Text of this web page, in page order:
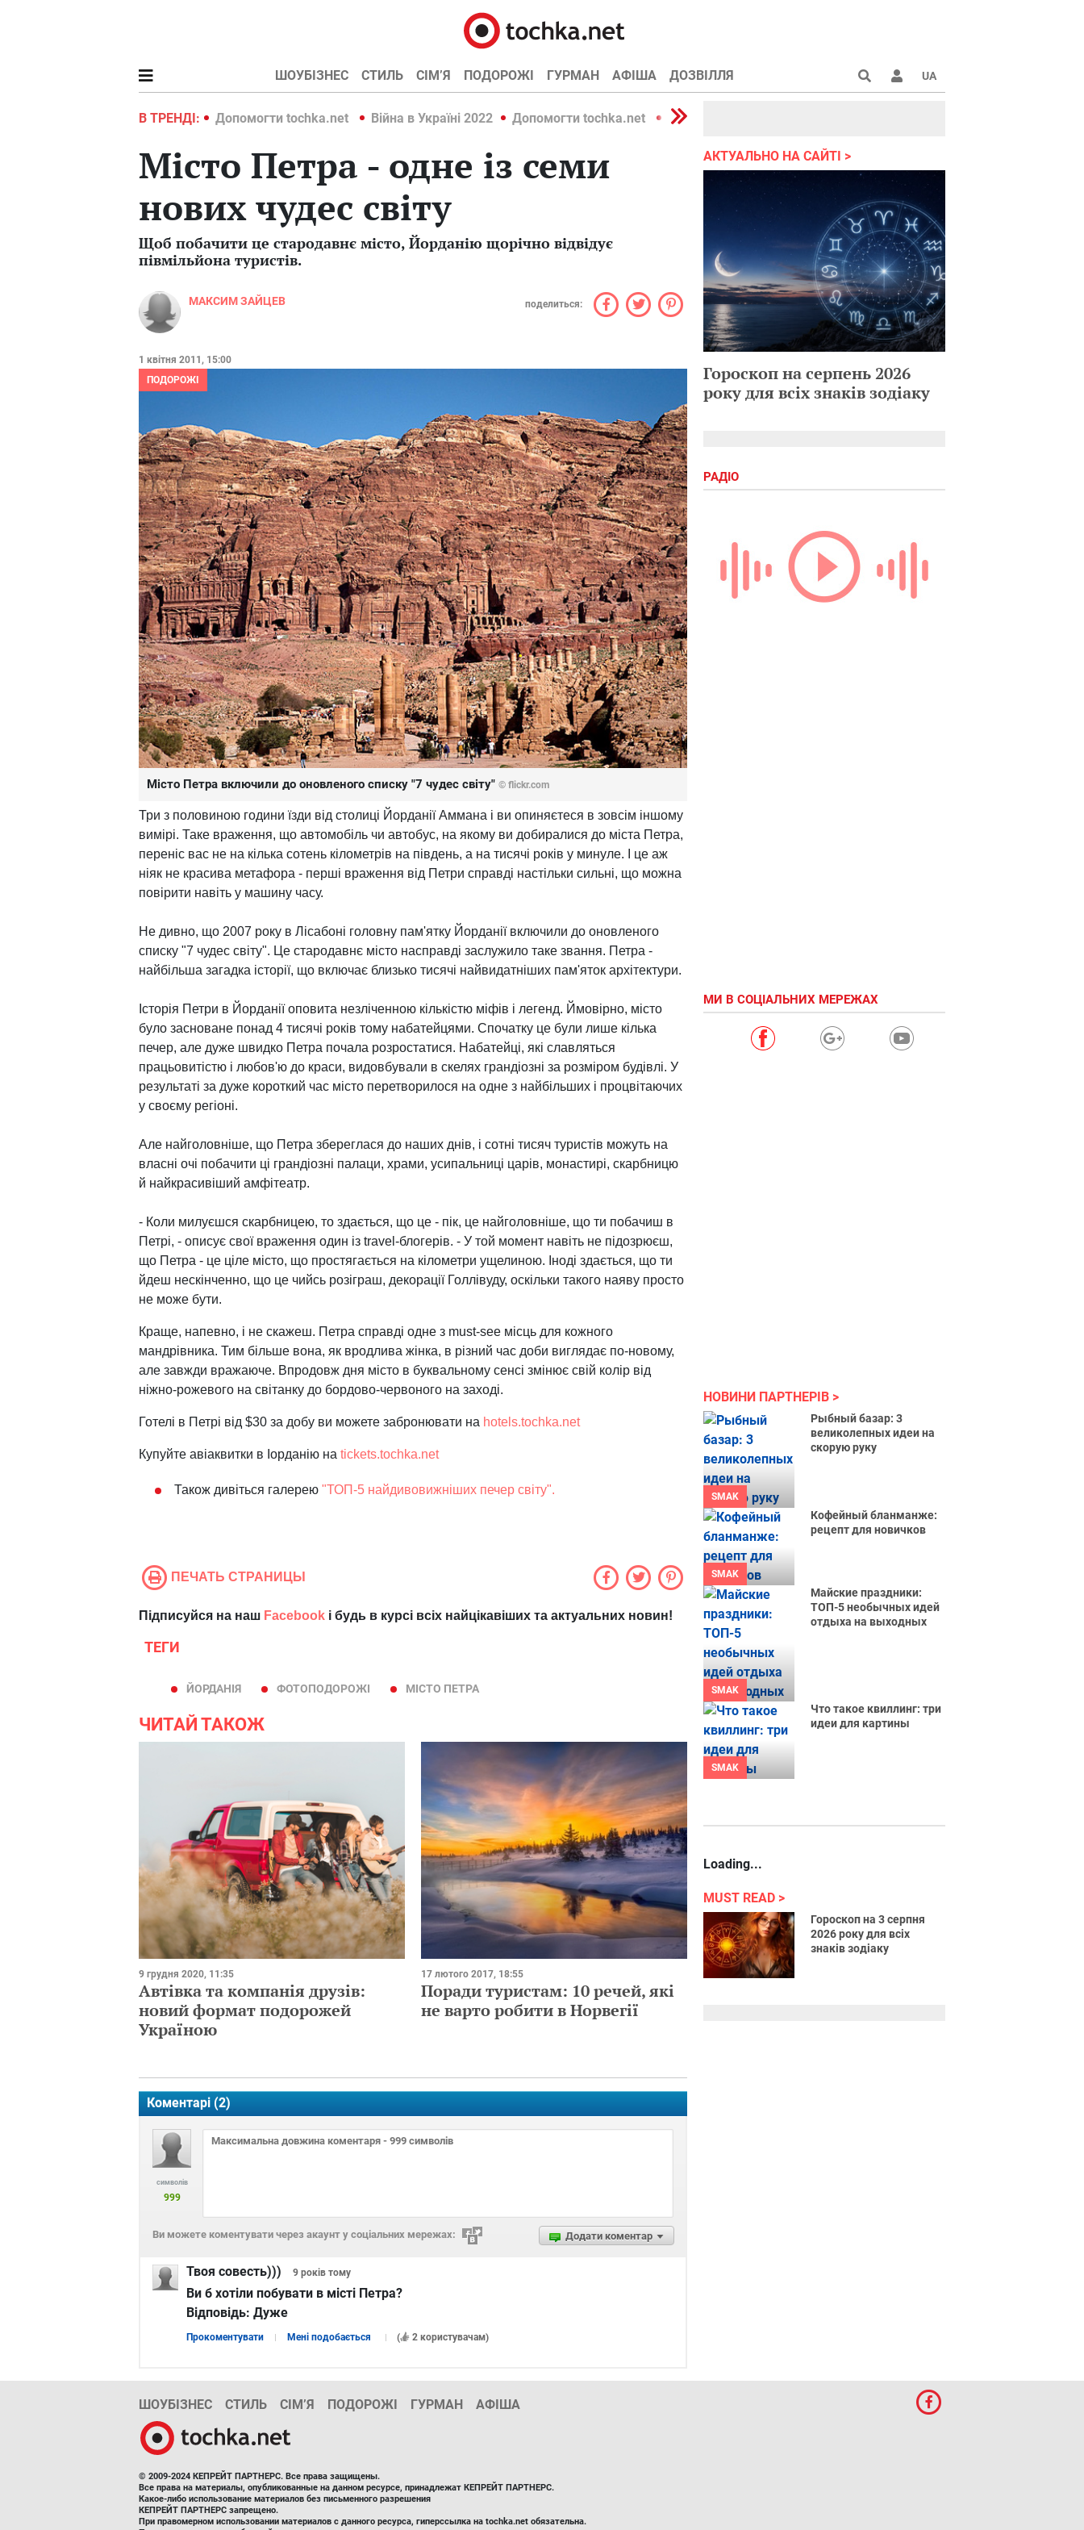
ШОУБІЗНЕС СТИЛЬ СІМ’Я ПОДОРОЖІ ГУРМАН АФІША ДОЗВІЛЛЯ UA
В ТРЕНДІ:
Війна в Україні 2022 Допомогти tochka.net Війна в Україні 2022 Допомогти tochka.net Війна в Україні 2022
Місто Петра - одне із семи
нових чудес світу
Щоб побачити це стародавнє місто, Йорданію щорічно відвідує
півмільйона туристів.
МАКСИМ ЗАЙЦЕВ поделиться:
1 квітня 2011, 15:00
ПОДОРОЖІ
Місто Петра включили до оновленого списку "7 чудес світу" © flickr.com
Три з половиною години їзди від столиці Йорданії Аммана і ви опиняєтеся в зовсім іншому
вимірі. Таке враження, що автомобіль чи автобус, на якому ви добиралися до міста Петра,
переніс вас не на кілька сотень кілометрів на південь, а на тисячі років у минуле. І це аж
ніяк не красива метафора - перші враження від Петри справді настільки сильні, що можна
повірити навіть у машину часу.
Не дивно, що 2007 року в Лісабоні головну пам'ятку Йорданії включили до оновленого
списку "7 чудес світу". Це стародавнє місто насправді заслужило таке звання. Петра -
найбільша загадка історії, що включає близько тисячі найвидатніших пам'яток архітектури.
Історія Петри в Йорданії оповита незліченною кількістю міфів і легенд. Ймовірно, місто
було засноване понад 4 тисячі років тому набатейцями. Спочатку це були лише кілька
печер, але дуже швидко Петра почала розростатися. Набатейці, які славляться
працьовитістю і любов'ю до краси, видовбували в скелях грандіозні за розміром будівлі. У
результаті за дуже короткий час місто перетворилося на одне з найбільших і процвітаючих
у своєму регіоні.
Але найголовніше, що Петра збереглася до наших днів, і сотні тисяч туристів можуть на
власні очі побачити ці грандіозні палаци, храми, усипальниці царів, монастирі, скарбницю
й найкрасивіший амфітеатр.
- Коли милуєшся скарбницею, то здається, що це - пік, це найголовніше, що ти побачиш в
Петрі, - описує свої враження один із travel-блогерів. - У той момент навіть не підозрюєш,
що Петра - це ціле місто, що простягається на кілометри ущелиною. Іноді здається, що ти
йдеш нескінченно, що це чийсь розіграш, декорації Голлівуду, оскільки такого наяву просто
не може бути.
Краще, напевно, і не скажеш. Петра справді одне з must-see місць для кожного
мандрівника. Тим більше вона, як вродлива жінка, в різний час доби виглядає по-новому,
але завжди вражаюче. Впродовж дня місто в буквальному сенсі змінює свій колір від
ніжно-рожевого на світанку до бордово-червоного на заході.
Готелі в Петрі від $30 за добу ви можете забронювати на hotels.tochka.net
Купуйте авіаквитки в Іорданію на tickets.tochka.net
Також дивіться галерею "ТОП-5 найдивовижніших печер світу".
ПЕЧАТЬ СТРАНИЦЫ
Підписуйся на наш Facebook і будь в курсі всіх найцікавіших та актуальних новин!
ТЕГИ
ЙОРДАНІЯ ФОТОПОДОРОЖІ МІСТО ПЕТРА
ЧИТАЙ ТАКОЖ
9 грудня 2020, 11:35
Автівка та компанія друзів:
новий формат подорожей
Україною
17 лютого 2017, 18:55
Поради туристам: 10 речей, які
не варто робити в Норвегії
Коментарі (2)
символів
999
Додати коментар
Ви можете коментувати через акаунт у соціальних мережах:
Твоя совесть))) 9 років тому
Ви б хотіли побувати в місті Петра?
Відповідь: Дуже
Прокоментувати Мені подобається ( 2 користувачам)
АКТУАЛЬНО НА САЙТІ
Гороскоп на серпень 2026
року для всіх знаків зодіаку
РАДІО
МИ В СОЦІАЛЬНИХ МЕРЕЖАХ
НОВИНИ ПАРТНЕРІВ
SMAK
Рыбный базар: 3
великолепных идеи на
скорую руку
SMAK
Кофейный бланманже:
рецепт для новичков
SMAK
Майские праздники:
ТОП-5 необычных идей
отдыха на выходных
SMAK
Что такое квиллинг: три
идеи для картины
Loading...
MUST READ
Гороскоп на 3 серпня
2026 року для всіх
знаків зодіаку
ШОУБІЗНЕС СТИЛЬ СІМ’Я ПОДОРОЖІ ГУРМАН АФІША
© 2009-2024 КЕПРЕЙТ ПАРТНЕРС. Все права защищены.
Все права на материалы, опубликованные на данном ресурсе, принадлежат КЕПРЕЙТ ПАРТНЕРС.
Какое-либо использование материалов без письменного разрешения
КЕПРЕЙТ ПАРТНЕРС запрещено.
При правомерном использовании материалов с данного ресурса, гиперссылка на tochka.net обязательна.